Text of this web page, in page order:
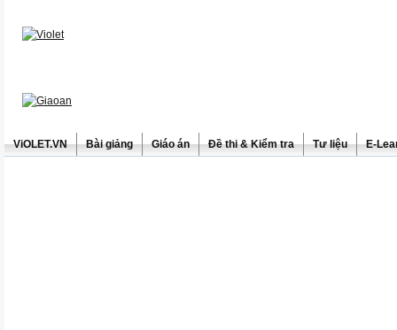
ViOLET.VN Bài giảng Giáo án Đề thi & Kiểm tra Tư liệu E-